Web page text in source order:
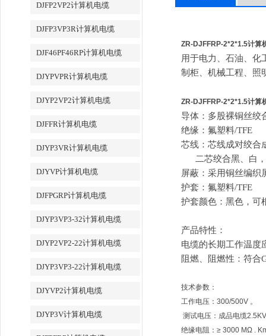
DJFP2VP2计算机电缆
DJFP3VP3R计算机电缆
DJF46PF46RP计算机电缆
DJYPVPR计算机电缆
DJYP2VP2计算机电缆
DJFFR计算机电缆
DJYP3VR计算机电缆
DJYVP计算机电缆
DJFPGRP计算机电缆
DJYP3VP3-32计算机电缆
DJYP2VP2-22计算机电缆
DJYP3VP3-22计算机电缆
DJYVP2计算机电缆
DJYP3V计算机电缆
ZR-DJFFRP-2*2*1.5计算
用于电力、石油、化
制柜、机械工程、照
ZR-DJFFRP-2*2*1.5计算
导体：多股裸铜丝绞
绝缘：氟塑料/TFE
芯线：芯线成对绞合
二芯绞合黑、白
屏蔽 ：采用铜丝编织
护套：氟塑料/TFE
护套颜色：黑色，可
产品特性：
电缆的长期工作温度
阻燃、阻燃性：符合
技术参数：
工作电压：300/500V 。
测试电压：成品电缆
绝缘电阻：≥ 3000 MΩ .